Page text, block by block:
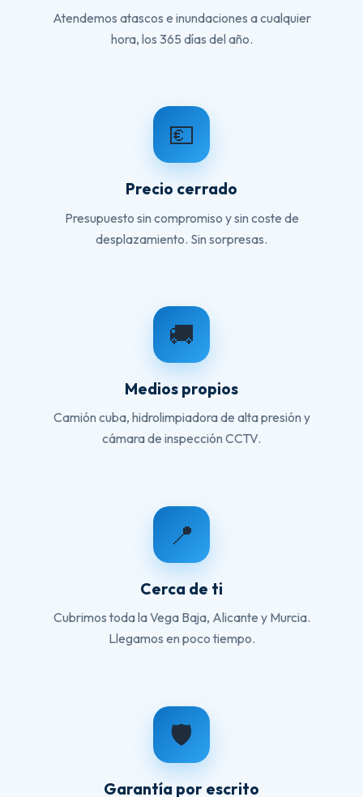
Atendemos atascos e inundaciones a cualquier
hora, los 365 días del año.
💶
Precio cerrado
Presupuesto sin compromiso y sin coste de
desplazamiento. Sin sorpresas.
🚚
Medios propios
Camión cuba, hidrolimpiadora de alta presión y
cámara de inspección CCTV.
📍
Cerca de ti
Cubrimos toda la Vega Baja, Alicante y Murcia.
Llegamos en poco tiempo.
🛡️
Garantía por escrito